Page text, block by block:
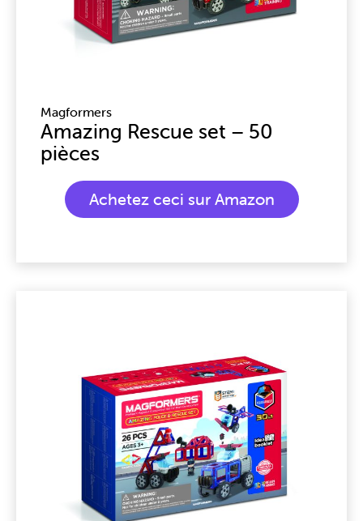
Magformers
Amazing Rescue set – 50
pièces
Achetez ceci sur Amazon